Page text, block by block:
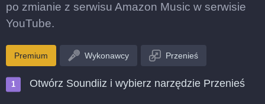
po zmianie z serwisu Amazon Music w serwisie
YouTube.
Premium Wykonawcy Przenieś
Otwórz Soundiiz i wybierz narzędzie Przenieś